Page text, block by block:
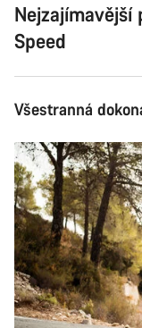
Nejzajímavější
Speed
Všestranná